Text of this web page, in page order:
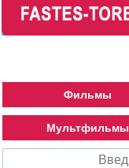
Фильмы
Мультфильмы